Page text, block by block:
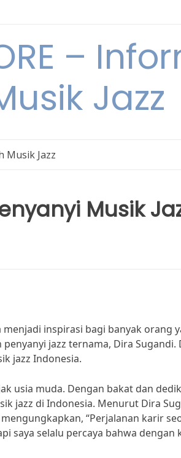
–
Jazz
Musik Jazz
Musik
inspirasi bagi banyak orang
jazz ternama, Dira Sugandi.
jazz Indonesia.
usia muda. Dengan bakat dan
jazz di Indonesia. Menurut Dira
“Perjalanan karir
saya selalu percaya bahwa dengan